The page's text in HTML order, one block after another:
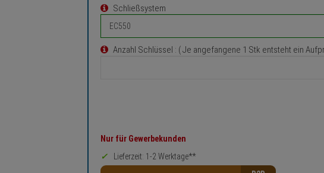
Schließsystem
Anzahl Schlüssel : ( Je angefangene 1 Stk entsteht ein
Nur für Gewerbekunden
Lieferzeit: 1-2 Werktage**